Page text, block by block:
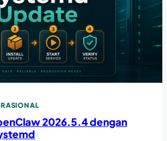
2026.5.4 dengan